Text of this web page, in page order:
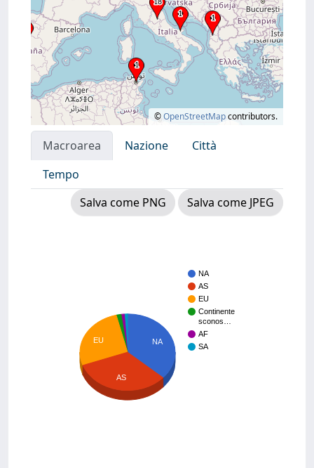
©OpenStreetMapcontributors.
Macroarea Nazione
Città
Tempo
Salva come PNG
Salva come JPEG
NA
AS
EU
Continente
sconos…
AF
SA
NA
EU
AS